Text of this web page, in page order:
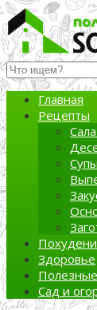
Полезные советы
Главная
Рецепты
Супы
Здоровье
Сад и